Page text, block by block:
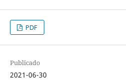
PDF
Publicado
2021-06-30